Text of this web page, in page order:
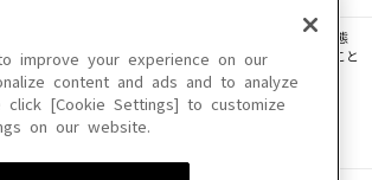
る一切の文章・画像・写真・動画・音声等を、手段や形態
る範囲を超えて無断で複製、転載、ファイル化などすること
種によりご利用いただけない場合があります。
日、配信内容が変更になる場合があります。
improve your experience on our
content and ads and to analyze
click [Cookie Settings] to customize
on our website.